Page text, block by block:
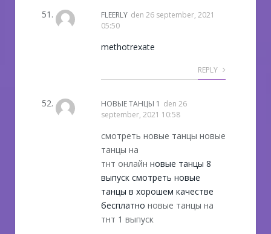
FLEERLY den 26 september, 2021
05:50
methotrexate
REPLY
НОВЫЕ ТАНЦЫ 1 den 26
september, 2021 10:58
смотреть новые танцы новые
танцы на
тнт онлайн новые танцы 8
выпуск смотреть новые
танцы в хорошем качестве
бесплатно новые танцы на
тнт 1 выпуск